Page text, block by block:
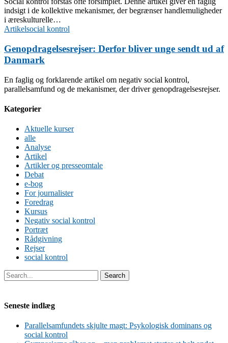
indsigt i de kollektive mekanismer, der begrænser handlemuligheder
i æreskulturelle…
Artikelsocial kontrol
Genopdragelsesrejser: Derfor bliver unge sendt ud af
Danmark
En faglig og forklarende artikel om negativ social kontrol,
parallelsamfund og de mekanismer, der driver genopdragelsesrejser.
Kategorier
Aktuelle kurser
alle
Analyse
Artikel
Artikler og presseomtale
Debat
e-bog
For journalister
Foredrag
Kursus
Negativ social kontrol
Portræt
Rådgivning
Rejser
social kontrol
Search
Seneste indlæg
Parallelsamfundets skjulte magt: Psykologisk dominans og
social kontrol